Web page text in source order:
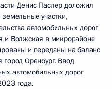
Денис Паслер доложил
участки,
автомобильных дорог
и Волжская в микрорайоне
и переданы на баланс
город Оренбург. Ввод
автомобильных дорог
года.